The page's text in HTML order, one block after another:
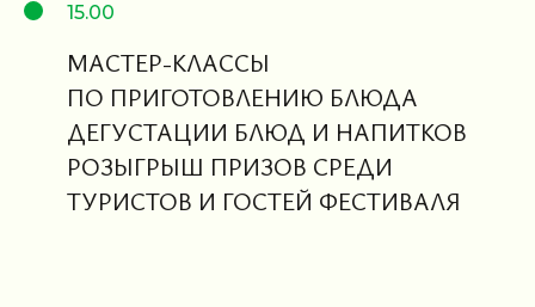
15.00
МАСТЕР-КЛАССЫ
ПО ПРИГОТОВЛЕНИЮ БЛЮДА
ДЕГУСТАЦИИ БЛЮД И НАПИТКОВ
РОЗЫГРЫШ ПРИЗОВ СРЕДИ
ТУРИСТОВ И ГОСТЕЙ ФЕСТИВАЛЯ